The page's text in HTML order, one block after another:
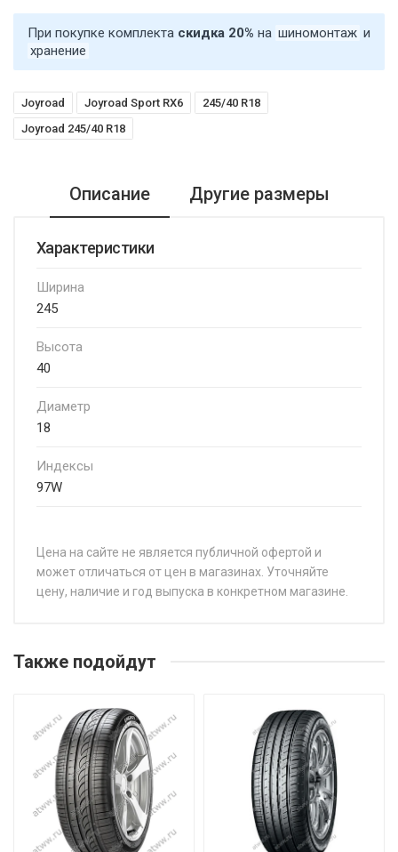
При покупке комплекта скидка 20% на шиномонтаж и
хранение
Joyroad Joyroad Sport RX6
245/40 R18
Joyroad 245/40 R18
Описание Другие размеры
Характеристики
Ширина
245
Высота
40
Диаметр
18
Индексы
97W
Цена на сайте не является публичной офертой и
может отличаться от цен в магазинах. Уточняйте
цену, наличие и год выпуска в конкретном магазине.
Joyroad Sport RX6 195/45R16 84V
Joyroad Sport RX6 195/55R16 87W
Joyroad Sport RX6 195/60R16 89H
Joyroad Sport RX6 205/45R16 87W
Также подойдут